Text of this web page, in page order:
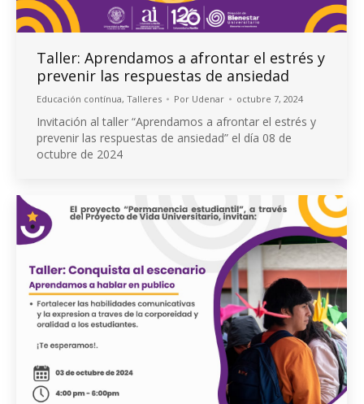
Taller: Aprendamos a afrontar el estrés y
prevenir las respuestas de ansiedad
Educación contínua, Talleres Por Udenar octubre 7, 2024
Invitación al taller “Aprendamos a afrontar el estrés y
prevenir las respuestas de ansiedad” el día 08 de
octubre de 2024